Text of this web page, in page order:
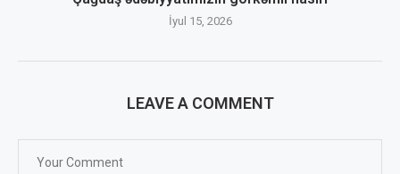
İyul 15, 2026
LEAVE A COMMENT